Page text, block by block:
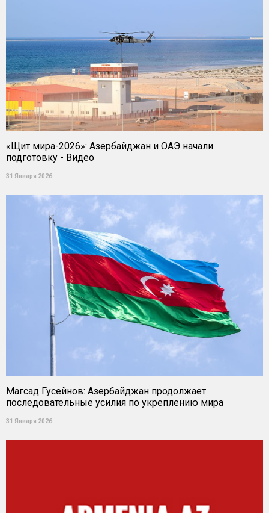
«Щит мира-2026»: Азербайджан и ОАЭ начали
подготовку - Видео
31 Января 2026
Магсад Гусейнов: Азербайджан продолжает
последовательные усилия по укреплению мира
31 Января 2026